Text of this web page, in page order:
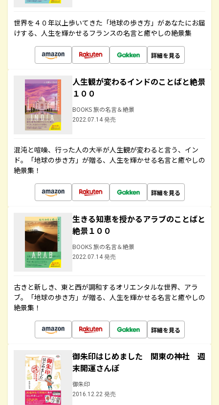
世界を４０年以上歩いてきた「地球の歩き方」があなたにお届
けする、人生を輝かせるフランスの名言と癒やしの絶景集
詳細を見る
人生観が変わるインドのことばと絶景
１００
BOOKS 旅の名言＆絶景
2022.07.14 発売
混沌と喧噪、行った人の大半が人生観が変わると言う、イン
ド。「地球の歩き方」が贈る、人生を輝かせる名言と癒やしの
絶景集！
詳細を見る
生きる知恵を授かるアラブのことばと
絶景１００
BOOKS 旅の名言＆絶景
2022.07.14 発売
古きと新しき、東と西が調和するオリエンタルな世界、アラ
ブ。「地球の歩き方」が贈る、人生を輝かせる名言と癒やしの
絶景集！
詳細を見る
御朱印はじめました 関東の神社 週
末開運さんぽ
御朱印
2016.12.22 発売